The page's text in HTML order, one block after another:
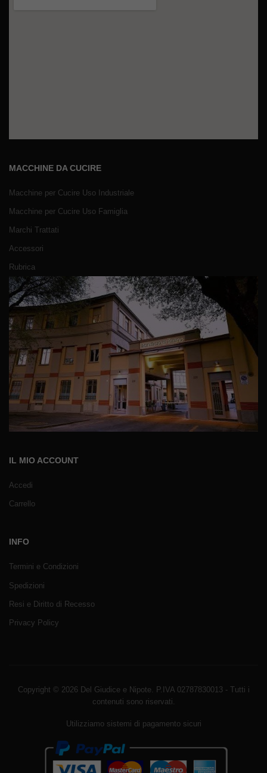
MACCHINE DA CUCIRE
Macchine per Cucire Uso Industriale
Macchine per Cucire Uso Famiglia
Marchi Trattati
Accessori
Rubrica
IL MIO ACCOUNT
Accedi
Carrello
INFO
Termini e Condizioni
Spedizioni
Resi e Diritto di Recesso
Privacy Policy
Copyright © 2026 Del Giudice e Nipote. P.IVA 02787830013 - Tutti i
contenuti sono riservati.
Utilizziamo sistemi di pagamento sicuri